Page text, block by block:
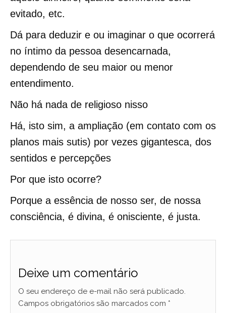
evitado, etc.
Dá para deduzir e ou imaginar o que ocorrerá
no íntimo da pessoa desencarnada,
dependendo de seu maior ou menor
entendimento.
Não há nada de religioso nisso
Há, isto sim, a ampliação (em contato com os
planos mais sutis) por vezes gigantesca, dos
sentidos e percepções
Por que isto ocorre?
Porque a essência de nosso ser, de nossa
consciência, é divina, é onisciente, é justa.
Deixe um comentário
O seu endereço de e-mail não será publicado.
Campos obrigatórios são marcados com *